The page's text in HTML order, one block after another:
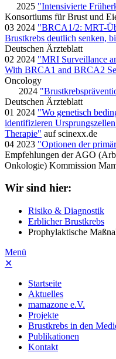
2025 "Intensivierte
Konsortiums für Brust und
03 2024 "BRCA1/2: MRT-
Brustkrebs deutlich senken,
Deutschen Ärzteblatt
02 2024 "MRI Surveillance
With BRCA1 and BRCA2
Oncology
2024
Deutschen Ärzteblatt
01 2024 "Wo genetisch
identifizieren
Therapie" auf scinexx.de
04 2023 "Optionen der
Empfehlungen der AGO
Onkologie) Kommission
Wir sind hier:
Risiko & Diagnostik
Erblicher Brustkrebs
Prophylaktische
Menü
✕
Startseite
Aktuelles
mamazone e.V.
Projekte
Brustkrebs in den
Publikationen
Kontakt